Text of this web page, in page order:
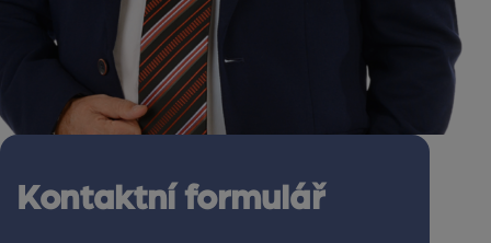
Kontaktní formulář